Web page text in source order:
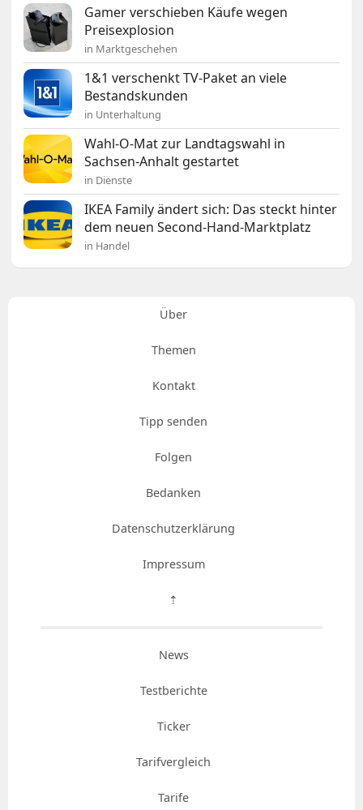
Gamer verschieben Käufe wegen
Preisexplosion
in Marktgeschehen
1&1 verschenkt TV-Paket an viele
Bestandskunden
in Unterhaltung
Wahl-O-Mat zur Landtagswahl in
Sachsen-Anhalt gestartet
in Dienste
IKEA Family ändert sich: Das steckt hinter
dem neuen Second-Hand-Marktplatz
in Handel
Über
Themen
Kontakt
Tipp senden
Folgen
Bedanken
Datenschutzerklärung
Impressum
⇡
News
Testberichte
Ticker
Tarifvergleich
Tarife